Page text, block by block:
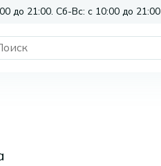
до 21:00. Сб-Вс: с 10:00 до 21:00